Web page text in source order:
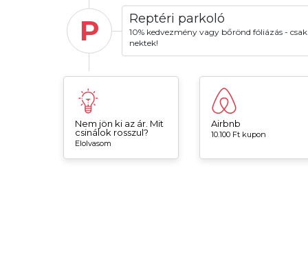
P Reptéri parkoló
10% kedvezmény vagy bőrönd fóliázás - csak
nektek!
Nem jön ki az ár. Mit
csinálok rosszul?
Elolvasom
Airbnb
10.100 Ft kupon